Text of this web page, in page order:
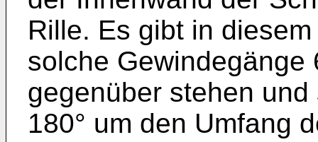
Rille. Es gibt in
solche Gewindegänge
gegenüber stehen
180° um den Umfang